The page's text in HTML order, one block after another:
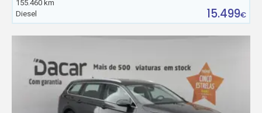
155.460 km
Diesel
15.499€